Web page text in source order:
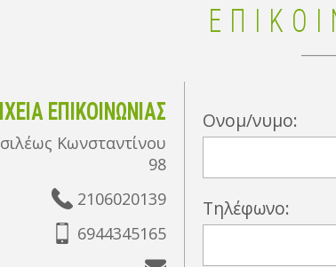
ΕΠΙΚΟΙΝΩΝΙΑΣ
Κωνσταντίνου
98
2106020139
6944345165
Ονομ/νυμο:
Τηλέφωνο: